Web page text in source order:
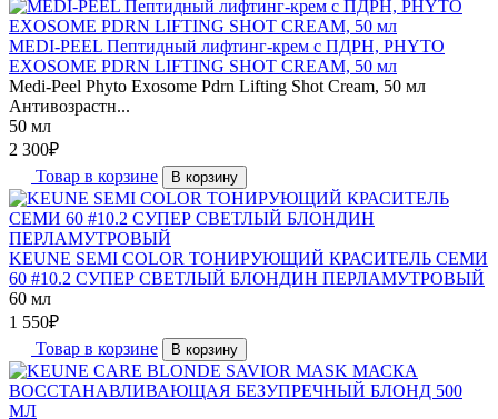
MEDI-PEEL Пептидный лифтинг-крем с ПДРН, PHYTO
EXOSOME PDRN LIFTING SHOT CREAM, 50 мл
Medi-Peel Phyto Exosome Pdrn Lifting Shot Cream, 50 мл
Антивозрастн...
50 мл
2 300₽
Товар в корзине
В корзину
KEUNE SEMI COLOR ТОНИРУЮЩИЙ КРАСИТЕЛЬ СЕМИ
60 #10.2 СУПЕР СВЕТЛЫЙ БЛОНДИН ПЕРЛАМУТРОВЫЙ
60 мл
1 550₽
Товар в корзине
В корзину